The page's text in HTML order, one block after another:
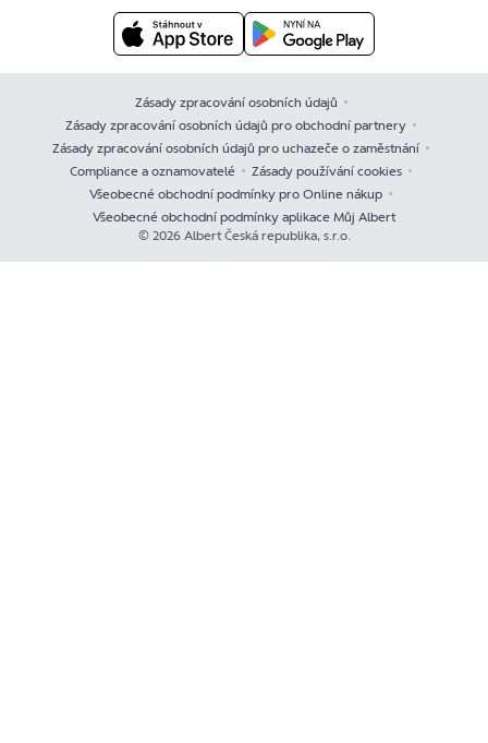
Zásady zpracování osobních údajů
Zásady zpracování osobních údajů pro obchodní partnery
Zásady zpracování osobních údajů pro uchazeče o zaměstnání
Compliance a oznamovatelé
Zásady používání cookies
Všeobecné obchodní podmínky pro Online nákup
Všeobecné obchodní podmínky aplikace Můj Albert
© 2026 Albert Česká republika, s.r.o.